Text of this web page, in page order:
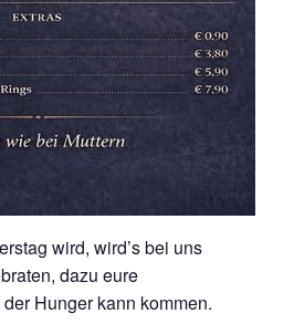
wird, wird’s bei uns
dazu eure
Hunger kann kommen.